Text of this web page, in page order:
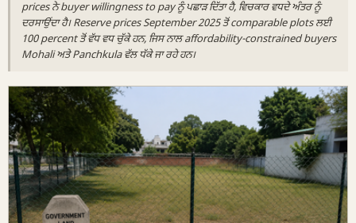
prices ਨੇ buyer willingness to pay ਨੂੰ ਪਛਾੜ ਦਿੱਤਾ ਹੈ, ਵਿਚਕਾਰ ਵਧਦੇ ਅੰਤਰ ਨੂੰ
ਦਰਸਾਉਂਦਾ ਹੈ। Reserve prices September 2025 ਤੋਂ comparable plots ਲਈ
100 percent ਤੋਂ ਵੱਧ ਵਧ ਚੁੱਕੇ ਹਨ, ਜਿਸ ਨਾਲ affordability-constrained buyers
Mohali ਅਤੇ Panchkula ਵੱਲ ਧੱਕੇ ਜਾ ਰਹੇ ਹਨ।